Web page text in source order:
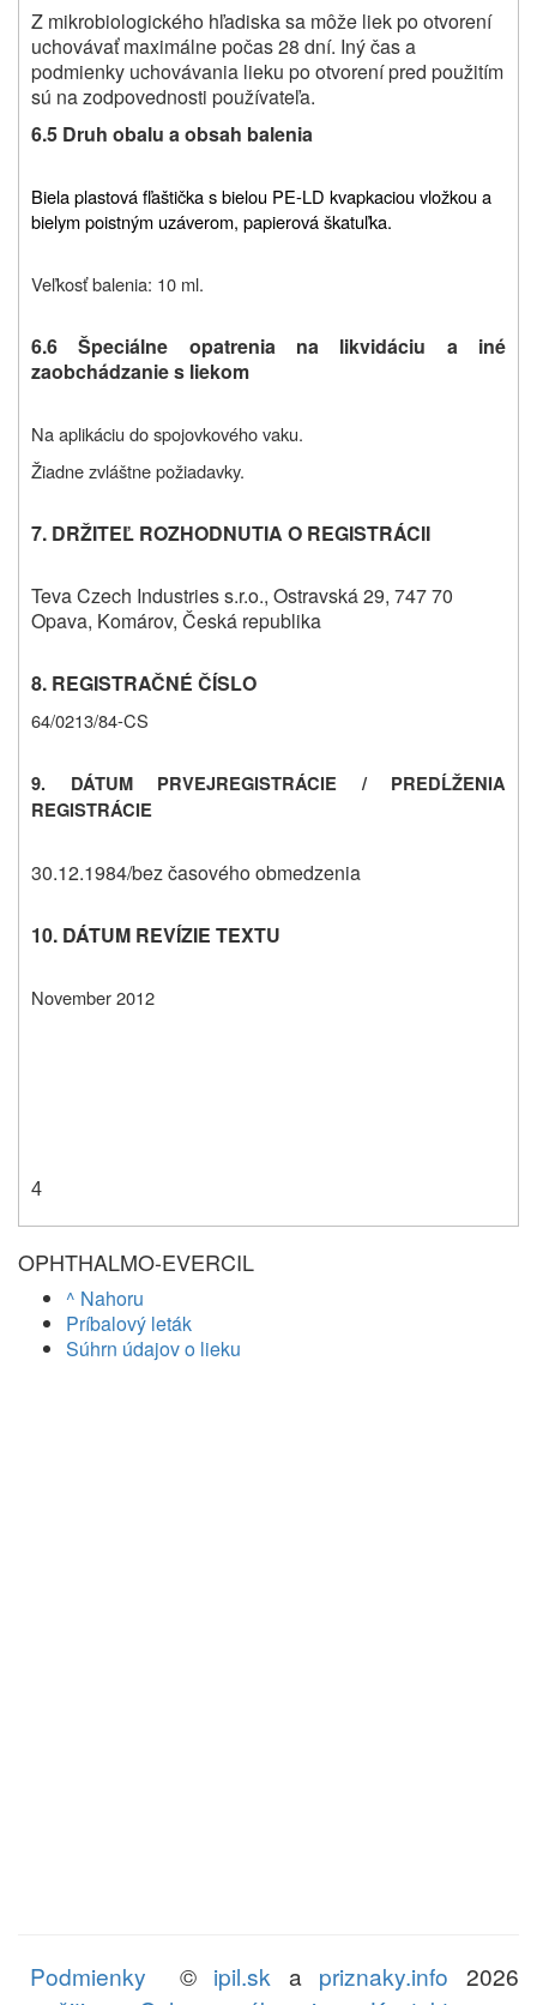
Z mikrobiologického hľadiska sa môže liek po otvorení
uchovávať maximálne počas 28 dní. Iný čas a
podmienky uchovávania lieku po otvorení pred použitím
sú na zodpovednosti používateľa.
6.5 Druh obalu a obsah balenia
Biela plastová fľaštička s bielou PE-LD kvapkaciou vložkou a
bielym poistným uzáverom, papierová škatuľka.
Veľkosť balenia: 10 ml.
6.6 Špeciálne opatrenia na likvidáciu a iné
zaobchádzanie s liekom
Na aplikáciu do spojovkového vaku.
Žiadne zvláštne požiadavky.
7. DRŽITEĽ ROZHODNUTIA O REGISTRÁCII
Teva Czech Industries s.r.o., Ostravská 29, 747 70
Opava, Komárov, Česká republika
8. REGISTRAČNÉ ČÍSLO
64/0213/84-CS
9. DÁTUM PRVEJREGISTRÁCIE / PREDĹŽENIA
REGISTRÁCIE
30.12.1984/bez časového obmedzenia
10. DÁTUM REVÍZIE TEXTU
November 2012
4
OPHTHALMO-EVERCIL
^ Nahoru
Príbalový leták
Súhrn údajov o lieku
© ipil.sk a priznaky.info 2026
Podmienky